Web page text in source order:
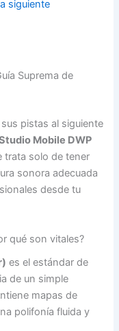
siguiente
Suprema de
pistas al siguiente
Mobile DWP
trata solo de tener
sonora adecuada
desde tu
qué son vitales?
es el estándar de
de un simple
mapas de
polifonía fluida y